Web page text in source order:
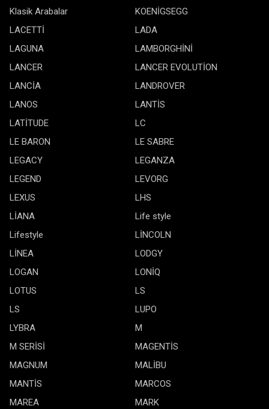
Klasik Arabalar
KOENİGSEGG
LACETTİ
LADA
LAGUNA
LAMBORGHİNİ
LANCER
LANCER EVOLUTİON
LANCİA
LANDROVER
LANOS
LANTİS
LATİTUDE
LC
LE BARON
LE SABRE
LEGACY
LEGANZA
LEGEND
LEVORG
LEXUS
LHS
LİANA
Life style
Lifestyle
LİNCOLN
LİNEA
LODGY
LOGAN
LONİQ
LOTUS
LS
LS
LUPO
LYBRA
M
M SERİSİ
MAGENTİS
MAGNUM
MALİBU
MANTİS
MARCOS
MAREA
MARK